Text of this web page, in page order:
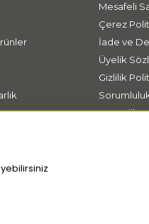
Mesafeli
Çerez
İade ve
Üyelik
Gizlilik
Güvenlik